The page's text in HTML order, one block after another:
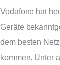
Vodafone hat
Geräte
dem besten
kommen. Unter